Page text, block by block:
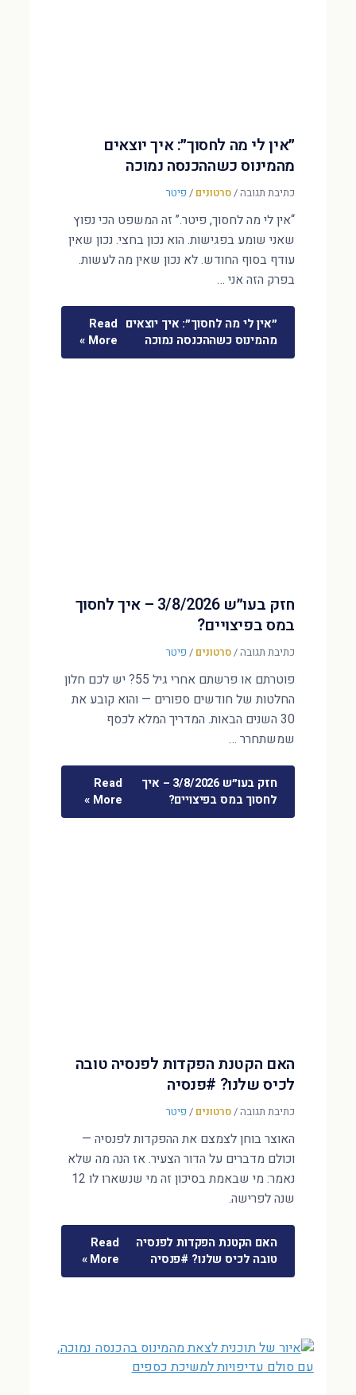
״אין לי מה לחסוך״: איך יוצאים
מהמינוס כשההכנסה נמוכה
כתיבת תגובה/סרטונים / פיטר
“אין לי מה לחסוך, פיטר.” זה המשפט הכי נפוץ
שאני שומע בפגישות. הוא נכון בחצי. נכון שאין
עודף בסוף החודש. לא נכון שאין מה לעשות.
בפרק הזה אני …
״אין לי מה לחסוך״: איך יוצאים
מהמינוס כשההכנסה נמוכה
Read
More »
חזק בעו״ש 3/8/2026 – איך לחסוך
במס בפיצויים?
כתיבת תגובה/סרטונים / פיטר
פוטרתם או פרשתם אחרי גיל 55? יש לכם חלון
החלטות של חודשים ספורים — והוא קובע את
30 השנים הבאות. המדריך המלא לכסף
שמשתחרר …
חזק בעו״ש 3/8/2026 – איך
לחסוך במס בפיצויים?
Read
More »
האם הקטנת הפקדות לפנסיה טובה
לכיס שלנו? #פנסיה
כתיבת תגובה/סרטונים / פיטר
האוצר בוחן לצמצם את ההפקדות לפנסיה —
וכולם מדברים על הדור הצעיר. אז הנה מה שלא
נאמר: מי שבאמת בסיכון זה מי שנשארו לו 12
שנה לפרישה.
האם הקטנת הפקדות לפנסיה
טובה לכיס שלנו? #פנסיה
Read
More »